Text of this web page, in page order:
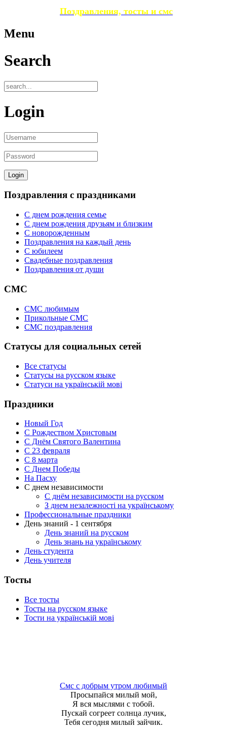
Поздравления, тосты и смс
Menu
Search
Login
Поздравления с праздниками
С днем рождения семье
С днем рождения друзьям и близким
C новорожденным
Поздравления на каждый день
С юбилеем
Свадебные поздравления
Поздравления от души
СМС
СМС любимым
Прикольные СМС
СМС поздравления
Статусы для социальных сетей
Все статусы
Статусы на русском языке
Статуси на українській мові
Праздники
Новый Год
С Рождеством Христовым
С Днём Святого Валентина
С 23 февраля
C 8 марта
С Днем Победы
На Пасху
С днем независимости
С днём независимости на русском
З днем незалежності на українському
Профессиональные праздники
День знаний - 1 сентября
День знаний на русском
День знань на українському
День студента
День учителя
Тосты
Все тосты
Тосты на русском языке
Тости на українській мові
Смс с добрым утром любимый
Просыпайся милый мой,
Я вся мыслями с тобой.
Пускай согреет солнца лучик,
Тебя сегодня милый зайчик.